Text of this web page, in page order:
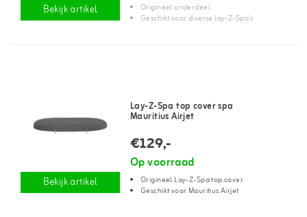
Bekijk artikel
Origineel onderdeel
Geschikt voor diverse lay-Z-Spa's
Bekijk artikel
Lay-Z-Spa top cover spa
Mauritius Airjet
€129,-
Op voorraad
Origineel Lay-Z-Spa top cover
Geschikt voor Mauritius Airjet